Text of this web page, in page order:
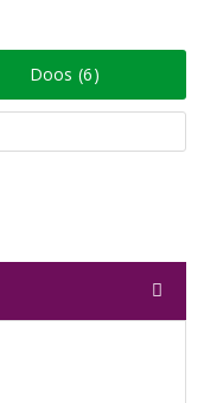
Doos (6)